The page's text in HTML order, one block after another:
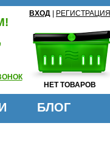
ВХОД РЕГИСТРАЦИЯ
НЕТ ТОВАРОВ
БЛОГ